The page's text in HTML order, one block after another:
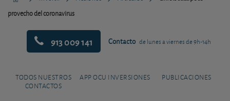
provecho del coronavirus
913 009 141 Contacto de lunes a viernes de 9h-14h
TODOS NUESTROS
CONTACTOS
APP OCU INVERSIONES PUBLICACIONES